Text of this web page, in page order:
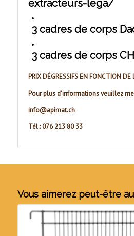
extracteurs-lega/
3 cadres de corps
3 cadres de corps
PRIX DÉGRESSIFS EN FONCTION
Pour plus d’informations veuillez
info@apimat.ch
Tél.: 076 213 80 33
Vous aimerez peut-être